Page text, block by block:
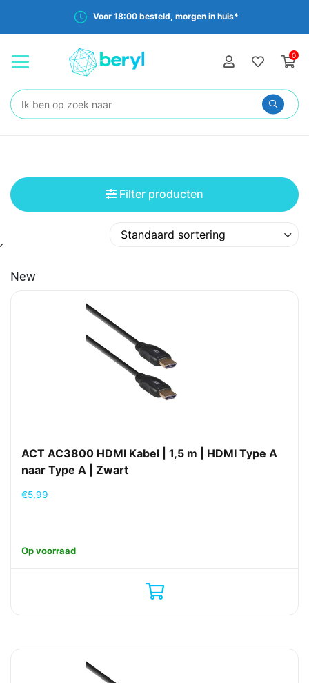
Gratis verzending vanaf €35,-
0
Zoeken:
Filter producten
New
ACT AC3800 HDMI Kabel | 1,5 m | HDMI Type A
naar Type A | Zwart
€5,99
Op voorraad